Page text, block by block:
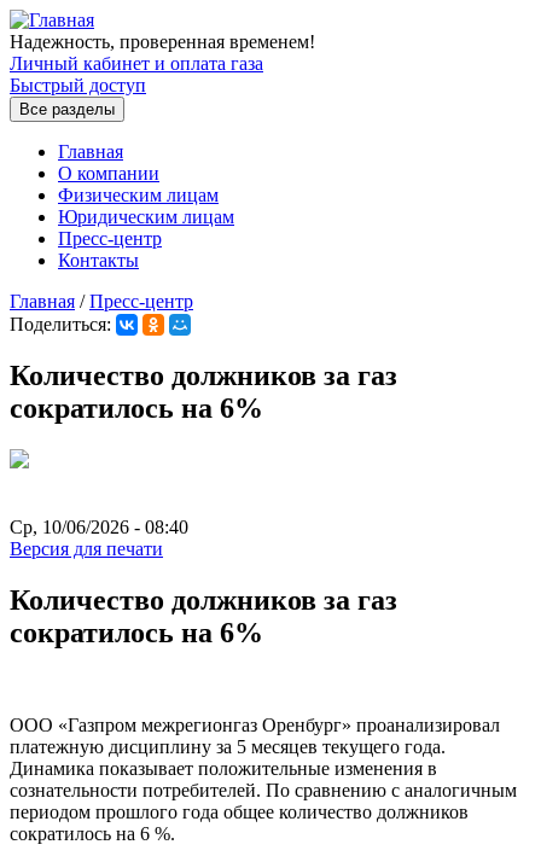
Перейти к основному содержанию
Надежность, проверенная временем!
Личный кабинет и оплата газа
Быстрый доступ
Все разделы
Главная
О компании
Физическим лицам
Юридическим лицам
Пресс-центр
Контакты
Вы здесь
Главная / Пресс-центр
Поделиться:
Количество должников за газ
сократилось на 6%
Ср, 10/06/2026 - 08:40
Версия для печати
Количество должников за газ
сократилось на 6%
ООО «Газпром межрегионгаз Оренбург» проанализировал
платежную дисциплину за 5 месяцев текущего года.
Динамика показывает положительные изменения в
сознательности потребителей. По сравнению с аналогичным
периодом прошлого года общее количество должников
сократилось на 6 %.